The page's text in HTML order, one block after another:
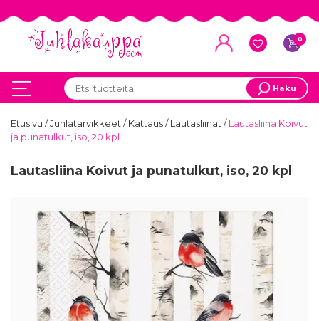
0
Haku
Etusivu /Juhlatarvikkeet/Kattaus/Lautasliinat/Lautasliina Koivut
ja punatulkut, iso, 20 kpl
Lautasliina Koivut ja punatulkut, iso, 20 kpl